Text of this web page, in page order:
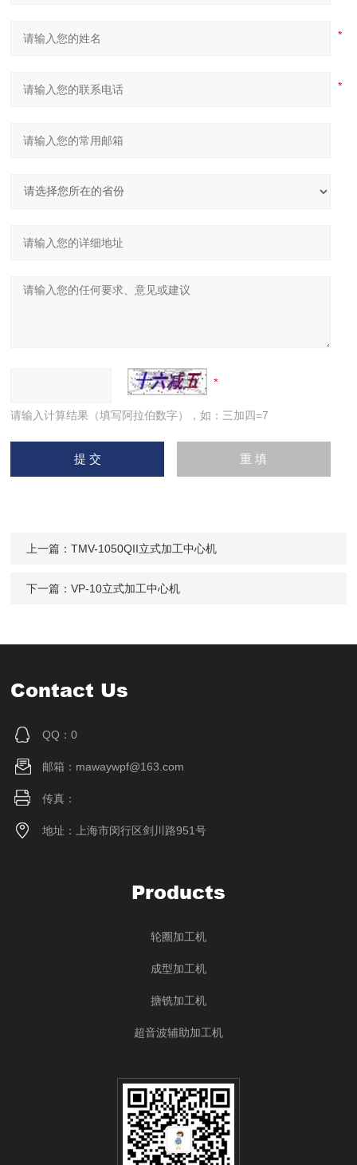
请输入计算结果（填写阿拉伯数字），如：三加四=7
上一篇：TMV-1050QII立式加工中心机
下一篇：VP-10立式加工中心机
Contact Us
QQ：0
邮箱：mawaywpf@163.com
传真：
地址：上海市闵行区剑川路951号
Products
轮圈加工机
成型加工机
搪铣加工机
超音波辅助加工机